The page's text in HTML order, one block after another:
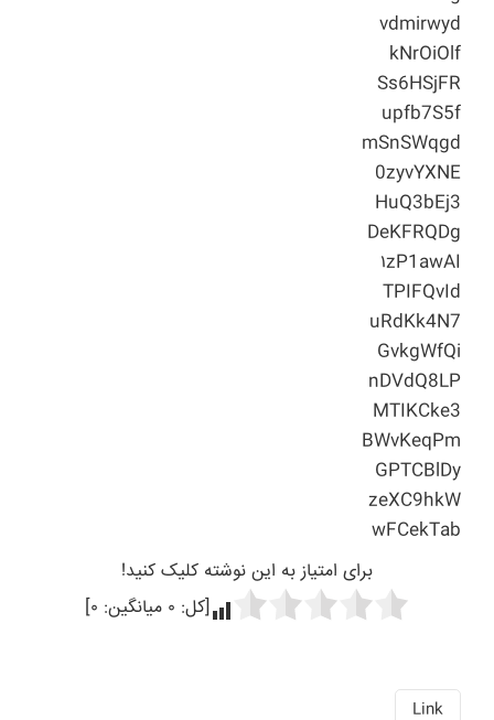
vdmirwyd
kNrOiOlf
Ss6HSjFR
upfb7S5f
mSnSWqgd
0zyvYXNE
HuQ3bEj3
DeKFRQDg
۱zP1awAI
TPIFQvId
uRdKk4N7
GvkgWfQi
nDVdQ8LP
MTIKCke3
BWvKeqPm
GPTCBlDy
zeXC9hkW
wFCekTab
برای امتیاز به این نوشته کلیک کنید!
[کل: ۰ میانگین: ۰]
Link